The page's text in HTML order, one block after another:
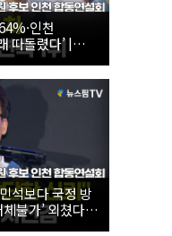
인천
따돌렸다’ |
·최고위원 후
석보다 국정 방
불가’ 외쳤다 |
·최고위원 후